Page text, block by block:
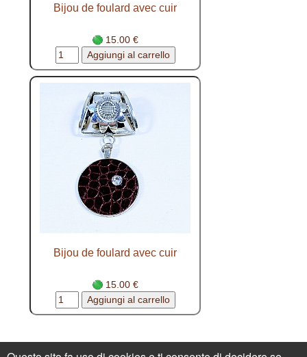
Bijou de foulard avec cuir
15.00 €
Bijou de foulard avec cuir
15.00 €